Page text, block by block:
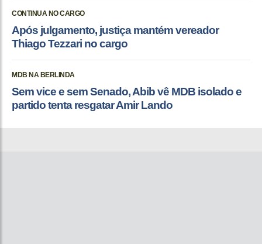
CONTINUA NO CARGO
Após julgamento, justiça mantém vereador
Thiago Tezzari no cargo
MDB NA BERLINDA
Sem vice e sem Senado, Abib vê MDB isolado e
partido tenta resgatar Amir Lando